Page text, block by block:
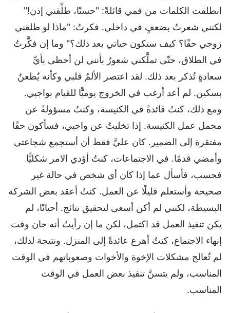
انطلقت الكلمات من فمي قائلةً: "حسنًا، طلِّقني إذن!"
لكنني شعرتُ بضعفٍ في داخلي. فكرتُ: "ماذا لو طلقني
زوجي حقًا؟ كيف ستكون حياتي بعد ذلك؟" وما إن فكَّرتُ
في الطلاق، حتّى تملَّكني شعورٌ بأنني لن أحظى بأيِّ
سعادةٍ تُذكر بعد ذلك. لقد اعتصر الألمُ قلبي وكأنه يُطعنُ
بسكين. لم أعد أرغب في الخروج يوميًّا للقيام بواجبي.
ومع ذلك، كنتُ قائدةً في الكنيسة، وكنتُ مسؤولةً عن
مجمل عمل الكنيسة. إذا تخليتُ عن واجبي، فسأكون حقًا
مفتقرة إلى الضمير. كان عليَّ فقط أن أستجمع شجاعتي
وأمضي قدمًا. في الاجتماعات، كنتُ أؤدي الامر شكليًّا
فحسب، فأسأل عما إذا كان أي شخص في حالة غير
صحيحة وأستعلم قليلًا عن العمل. كنتُ أعقد بعض الشركة
البسيطة، لكنني لم أكن أسعى لتحقيق نتائج. أحيانًا، لم
يكن تنفيذ العمل قد اكتمل، لكن ما إن رأيتُ أنه حان وقت
إنهاء الاجتماع، كنتُ أهرع عائدةً إلى المنزل. ونتيجة لذلك،
لم تُعالج مشكلات الإخوة والأخوات وصعوباتهم في الوقت
المناسب، ولم يتسنَّ تنفيذ بعض العمل في الوقت
المناسب.